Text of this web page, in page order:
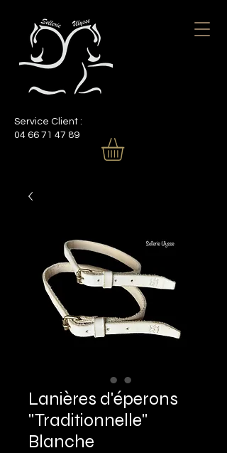
Service Client :
04 66 71 47 89
Lanières d'éperons
"Traditionnelle"
Blanche